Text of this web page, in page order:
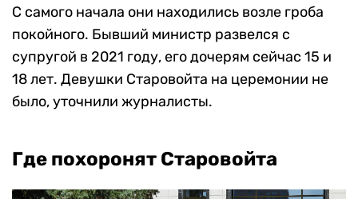
С самого начала они находились возле гроба
покойного. Бывший министр развелся с
супругой в 2021 году, его дочерям сейчас 15 и
18 лет. Девушки Старовойта на церемонии не
было, уточнили журналисты.
Где похоронят Старовойта